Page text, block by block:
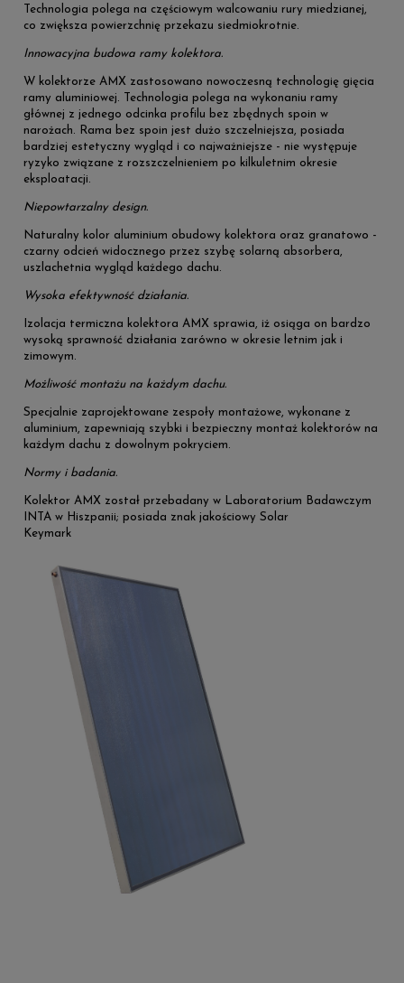
Technologia polega na częściowym walcowaniu rury miedzianej,
co zwiększa powierzchnię przekazu siedmiokrotnie.
Innowacyjna budowa ramy kolektora.
W kolektorze AMX zastosowano nowoczesną technologię gięcia
ramy aluminiowej. Technologia polega na wykonaniu ramy
głównej z jednego odcinka profilu bez zbędnych spoin w
narożach. Rama bez spoin jest dużo szczelniejsza, posiada
bardziej estetyczny wygląd i co najważniejsze - nie występuje
ryzyko związane z rozszczelnieniem po kilkuletnim okresie
eksploatacji.
Niepowtarzalny design.
Naturalny kolor aluminium obudowy kolektora oraz granatowo -
czarny odcień widocznego przez szybę solarną absorbera,
uszlachetnia wygląd każdego dachu.
Wysoka efektywność działania.
Izolacja termiczna kolektora AMX sprawia, iż osiąga on bardzo
wysoką sprawność działania zarówno w okresie letnim jak i
zimowym.
Możliwość montażu na każdym dachu.
Specjalnie zaprojektowane zespoły montażowe, wykonane z
aluminium, zapewniają szybki i bezpieczny montaż kolektorów na
każdym dachu z dowolnym pokryciem.
Normy i badania.
Kolektor AMX został przebadany w Laboratorium Badawczym
INTA w Hiszpanii; posiada znak jakościowy Solar
Keymark